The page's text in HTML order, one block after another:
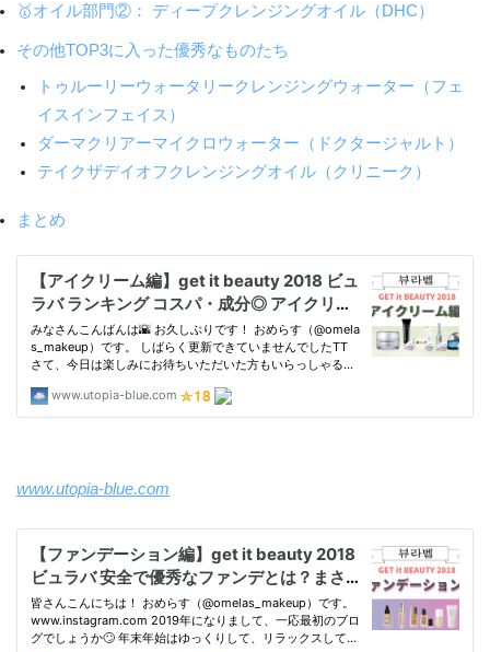
🥇オイル部門②： ディープクレンジングオイル（DHC）
その他TOP3に入った優秀なものたち
トゥルーリーウォータリークレンジングウォーター（フェ
イスインフェイス）
ダーマクリアーマイクロウォーター（ドクタージャルト）
テイクザデイオフクレンジングオイル（クリニーク）
まとめ
www.utopia-blue.com